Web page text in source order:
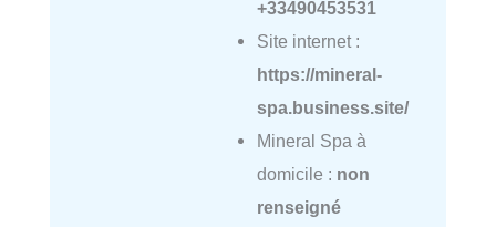
+33490453531
Site internet :
https://mineral-
spa.business.site/
Mineral Spa à
domicile : non
renseigné